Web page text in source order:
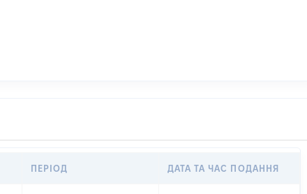
ПЕРІОД ДАТА ТА ЧАС ПОДАННЯ